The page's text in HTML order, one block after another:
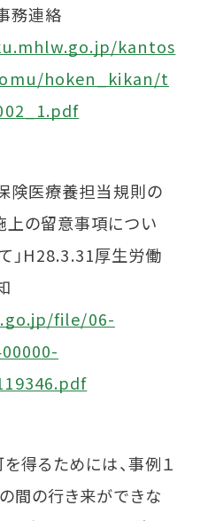
務連絡
kantos
hoken_kikan/t
険医療養担当規則の
上の留意事項につい
」H28.3.31厚生労働
file/06-
得るためには、事例１
間の行き来ができな